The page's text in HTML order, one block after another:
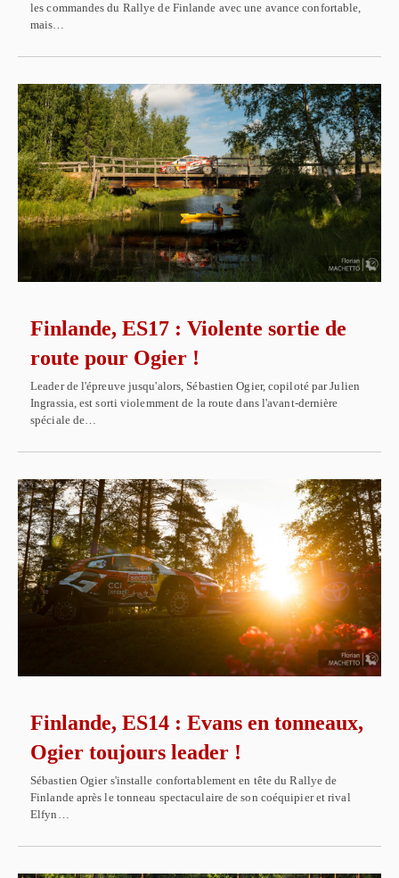
les commandes du Rallye de Finlande avec une avance confortable,
mais…
Finlande, ES17 : Violente sortie de
route pour Ogier !
Leader de l'épreuve jusqu'alors, Sébastien Ogier, copiloté par Julien
Ingrassia, est sorti violemment de la route dans l'avant-dernière
spéciale de…
Finlande, ES14 : Evans en tonneaux,
Ogier toujours leader !
Sébastien Ogier s'installe confortablement en tête du Rallye de
Finlande après le tonneau spectaculaire de son coéquipier et rival
Elfyn…